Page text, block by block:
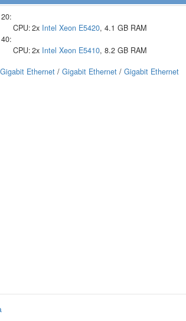
20:
CPU:2x Intel Xeon E5420, 4.1 GB RAM
40:
CPU:2x Intel Xeon E5410, 8.2 GB RAM
Gigabit Ethernet / Gigabit Ethernet / Gigabit Ethernet